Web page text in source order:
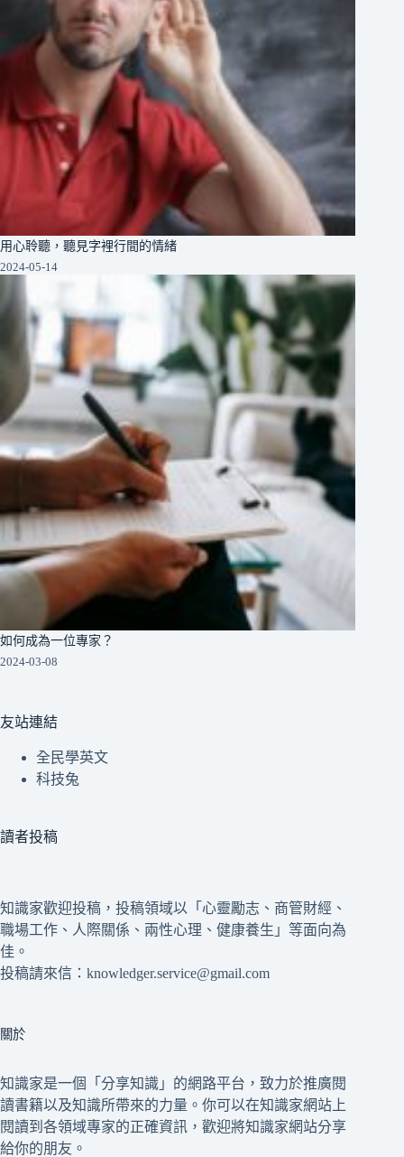
用心聆聽，聽見字裡行間的情緒
2024-05-14
如何成為一位專家？
2024-03-08
友站連結
全民學英文
科技兔
讀者投稿
知識家歡迎投稿，投稿領域以「心靈勵志、商管財經、
職場工作、人際關係、兩性心理、健康養生」等面向為
佳。
投稿請來信：knowledger.service@gmail.com
關於
知識家是一個「分享知識」的網路平台，致力於推廣閱
讀書籍以及知識所帶來的力量。你可以在知識家網站上
閱讀到各領域專家的正確資訊，歡迎將知識家網站分享
給你的朋友。